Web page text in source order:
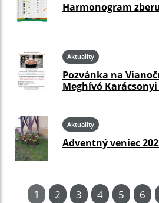
Harmonogram
Aktuality
Pozvánka na
Meghívó
Aktuality
Adventný veniec
1 2 3 4 5 6